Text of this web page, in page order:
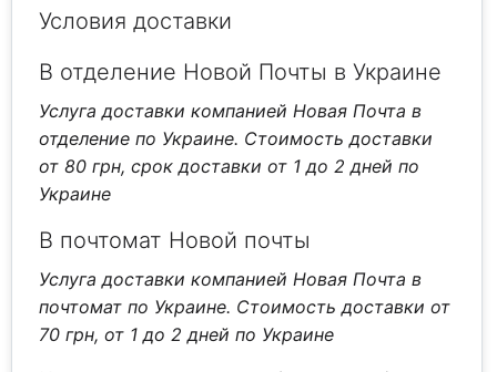
Условия доставки
В отделение Новой Почты в Украине
Услуга доставки компанией Новая Почта в
отделение по Украине. Стоимость доставки
от 80 грн, срок доставки от 1 до 2 дней по
Украине
В почтомат Новой почты
Услуга доставки компанией Новая Почта в
почтомат по Украине. Стоимость доставки от
70 грн, от 1 до 2 дней по Украине